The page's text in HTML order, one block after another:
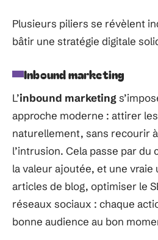
Plusieurs piliers se révèlent
bâtir une stratégie digitale
Inbound marketing
L’inbound marketing
approche moderne : attirer
naturellement, sans recourir à
l’intrusion. Cela passe par
la valeur ajoutée, et une vraie
articles de blog, optimiser le
réseaux sociaux : chaque
bonne audience au bon